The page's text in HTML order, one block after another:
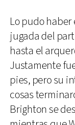
Lo pudo
jugada del
hasta el
Justamente
pies, pero su
cosas
Brighton se